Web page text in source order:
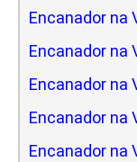
Encanador na
Encanador na
Encanador na
Encanador na
Encanador na